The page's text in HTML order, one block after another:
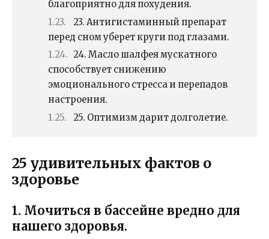
благоприятно для похудения.
23. Антигистаминный препарат
перед сном уберет круги под глазами.
24. Масло шалфея мускатного
способствует снижению
эмоционального стресса и перепадов
настроения.
25. Оптимизм дарит долголетие.
25 удивительных фактов о
здоровье
1. Мочиться в бассейне вредно для
нашего здоровья.